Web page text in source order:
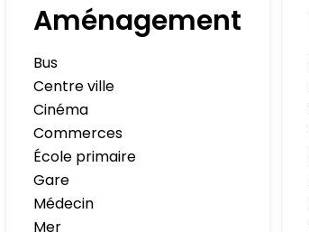
Aménagement
Bus
Centre ville
Cinéma
Commerces
École primaire
Gare
Médecin
Mer